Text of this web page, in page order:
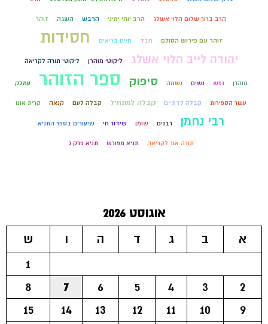
הרב ברוך שלום הלוי אשלג הרב יוחי ימיני הרבש השגה זוהר
זוהר עם פירוש הסולם חבד חיים בריאים חסידות
יהודה לייב הלוי אשלג ליקוטי מוהרן ליקוטי תורה לקריאה
מוהרן נפש נשים נשמה סיפוק ספר הזוהר עמלק
עשר הספירות קבלה לדתיים קבלה למתחיל קבלה לעם קנאה קרית אונו
רבי נחמן רבנים שומן שידור חי שיעורים בספר התניא
תורה אור לקריאה תניא מפורש תניא פרק ג
אוגוסט 2026
א
ב ג ד ה ו
ש
1
2
3
4
5
6
7
8
9
10
11
12
13
14
15